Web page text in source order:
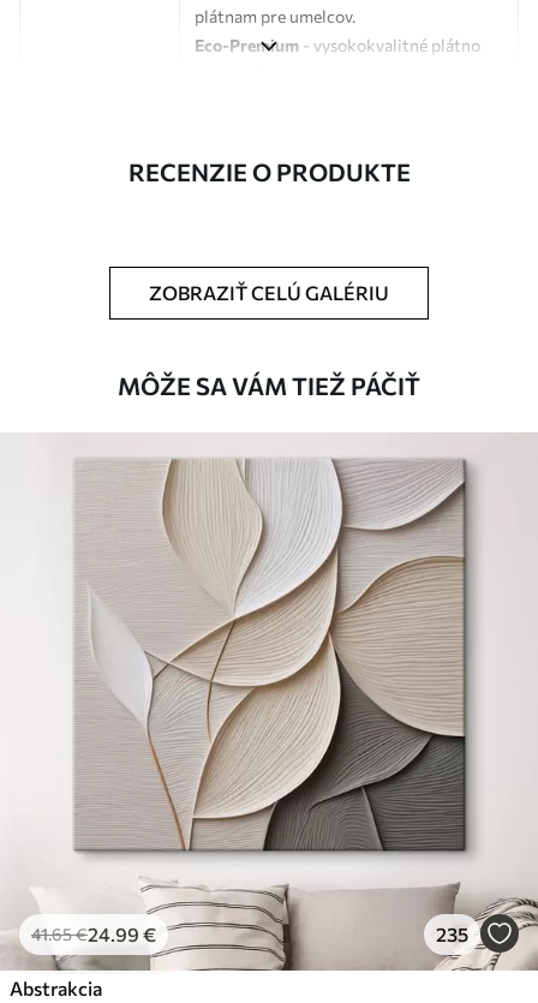
plátnam pre umelcov.
Eco-Premium - vysokokvalitné plátno
s34706
Dostupné materiály
Štandard
Odolné voči vyblednutiu
Bezpečný atrament bez zápachu
Povrch podobný plátnu
Ekologický materiál
Premium
.00
Žiarivé a sýte farby
Odolné voči vyblednutiu
Bezpečný atrament bez zápachu
Povrch podobný plátnu
Ekologický materiál
Eko-Premium
Od 36.00€
✓Žiarivé a sýte farby
✓Odolné voči vyblednutiu
RECENZIE O PRODUKTE
ZOBRAZIŤ CELÚ GALÉRIU
MÔŽE SA VÁM TIEŽ PÁČIŤ
41.65€24.99 € 235
Abstrakcia